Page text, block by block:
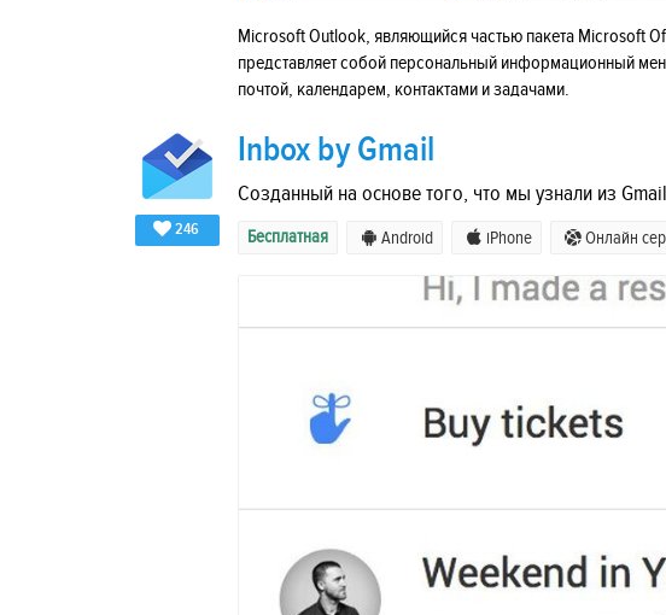
Microsoft Outlook, являющийся частью пакета Microsoft
представляет собой персональный информационный
почтой, календарем, контактами и задачами.
246
Inbox by Gmail
Созданный на основе того, что мы узнали из
Бесплатная Android iPhone Онлайн